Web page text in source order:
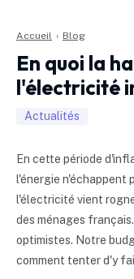
Accueil › Blog
En quoi la
l'électricité
Actualités
En cette période
l'énergie n'échappent
l'électricité vient
des ménages
optimistes. Notre
comment tenter d'y